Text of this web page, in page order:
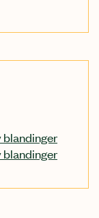
blandinger
blandinger